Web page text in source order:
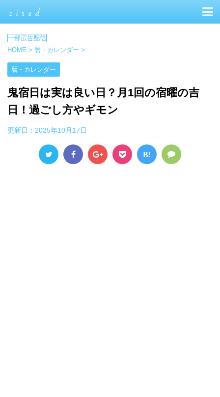
HOME > 暦・カレンダー >
暦・カレンダー
鬼宿日は実は良い日？月1回の宿曜の吉
日！過ごし方やギモン
更新日： 2025年10月17日
B!